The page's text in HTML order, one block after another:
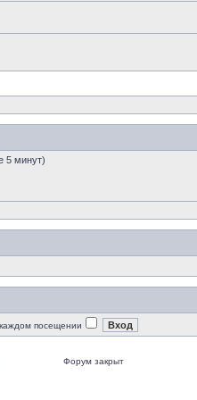
5 минут)
посещении
Форум закрыт